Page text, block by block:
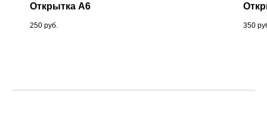
Открытка А6
250 руб. 350